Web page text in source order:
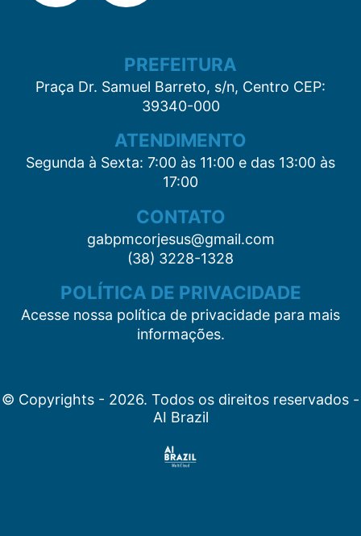
PREFEITURA
Praça Dr. Samuel Barreto, s/n, Centro CEP:
39340-000
ATENDIMENTO
Segunda à Sexta: 7:00 às 11:00 e das 13:00 às
17:00
CONTATO
gabpmcorjesus@gmail.com
(38) 3228-1328
POLÍTICA DE PRIVACIDADE
Acesse nossa política de privacidade para mais
informações.
© Copyrights - 2026. Todos os direitos reservados -
AI Brazil